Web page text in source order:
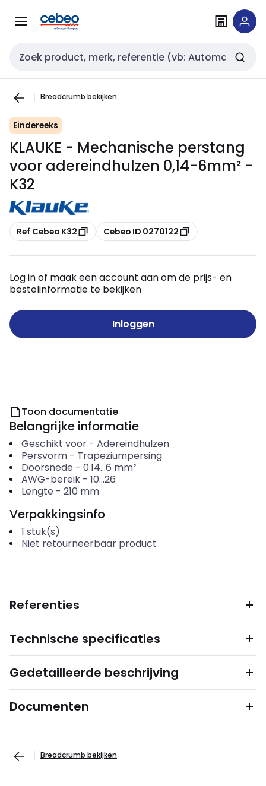
naar
naar
Zoekveld invoer
Breadcrumb bekijken
Eindereeks
KLAUKE - Mechanische perstang
voor adereindhulzen 0,14-6mm² -
K32
Kopiëren
Ref Cebeo K32 Kopiëren
Cebeo ID 0270122
Log in of maak een account aan om de prijs- en
bestelinformatie te bekijken
Inloggen
Toon documentatie
Belangrijke informatie
Geschikt voor- Adereindhulzen
Persvorm- Trapeziumpersing
Doorsnede - 0.14...6 mm²
AWG-bereik- 10...26
Lengte - 210 mm
Verpakkingsinfo
1 stuk(s)
Niet retourneerbaar product
Referenties
Technische specificaties
Gedetailleerde beschrijving
Documenten
Breadcrumb bekijken